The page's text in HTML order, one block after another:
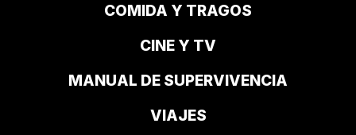
COMIDA Y TRAGOS
CINE Y TV
MANUAL DE SUPERVIVENCIA
VIAJES